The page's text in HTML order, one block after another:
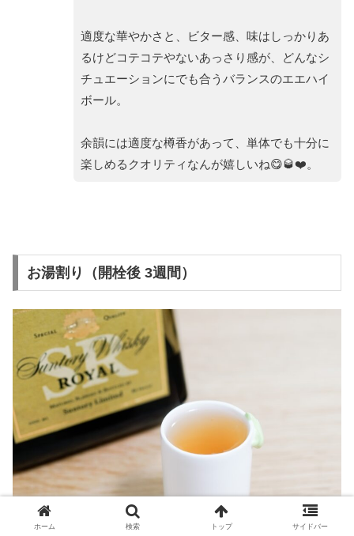
適度な華やかさと、ビター感、味はしっかりあ
るけどコテコテやないあっさり感が、どんなシ
チュエーションにでも合うバランスのエエハイ
ボール。
余韻には適度な樽香があって、単体でも十分に
楽しめるクオリティなんが嬉しいね😋🥃❤️。
お湯割り（開栓後 3週間）
ホーム 検索 トップ サイドバー